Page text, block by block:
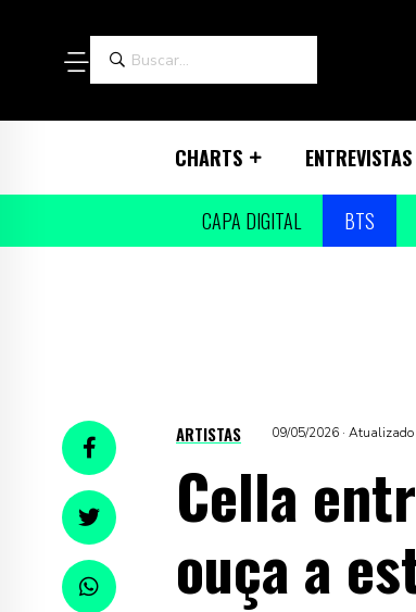
CHARTS ENTREVISTAS
CAPA DIGITAL BTS
ARTISTAS 09/05/2026 ·
Cella
ouça a